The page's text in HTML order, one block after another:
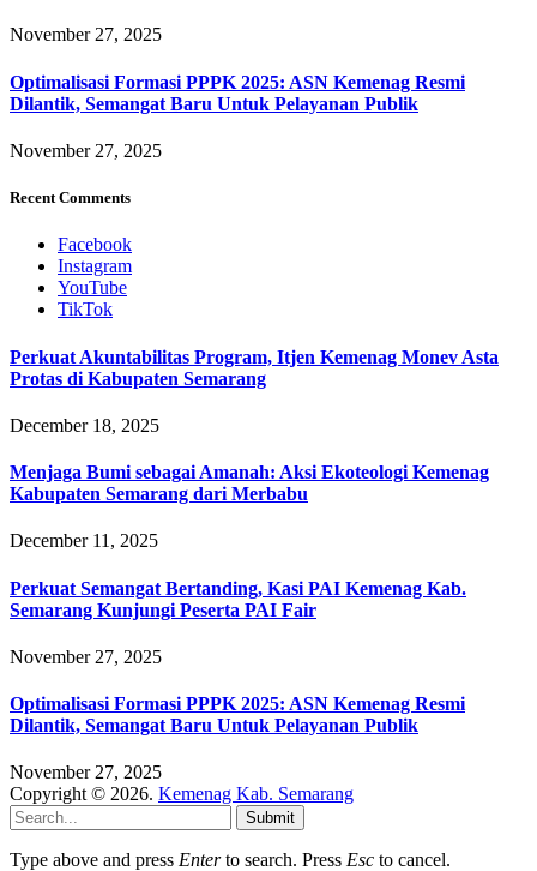
November 27, 2025
Optimalisasi Formasi PPPK 2025: ASN Kemenag Resmi
Dilantik, Semangat Baru Untuk Pelayanan Publik
November 27, 2025
Recent Comments
Facebook
Instagram
YouTube
TikTok
Perkuat Akuntabilitas Program, Itjen Kemenag Monev Asta
Protas di Kabupaten Semarang
December 18, 2025
Menjaga Bumi sebagai Amanah: Aksi Ekoteologi Kemenag
Kabupaten Semarang dari Merbabu
December 11, 2025
Perkuat Semangat Bertanding, Kasi PAI Kemenag Kab.
Semarang Kunjungi Peserta PAI Fair
November 27, 2025
Optimalisasi Formasi PPPK 2025: ASN Kemenag Resmi
Dilantik, Semangat Baru Untuk Pelayanan Publik
November 27, 2025
Copyright © 2026. Kemenag Kab. Semarang
Submit
Type above and press Enterto search. Press Esc to cancel.